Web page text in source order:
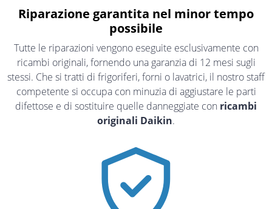
Riparazione garantita nel minor tempo
possibile
Tutte le riparazioni vengono eseguite esclusivamente con
ricambi originali, fornendo una garanzia di 12 mesi sugli
stessi. Che si tratti di frigoriferi, forni o lavatrici, il nostro staff
competente si occupa con minuzia di aggiustare le parti
difettose e di sostituire quelle danneggiate con ricambi
originali Daikin.